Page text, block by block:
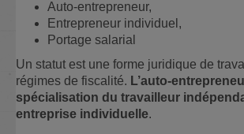
Auto-entrepreneur,
Entrepreneur individuel,
Portage salarial
Un statut est une forme juridique de
régimes de fiscalité. L’auto-
spécialisation du travailleur
entreprise individuelle.